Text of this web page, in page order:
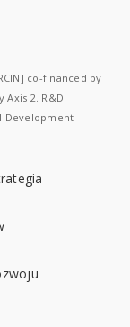
co-financed by
Axis 2. R&D
Development